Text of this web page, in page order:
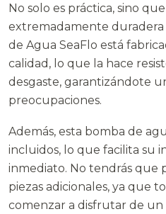
No solo es práctica, sino
extremadamente duradera
de Agua SeaFlo está
calidad, lo que la hace
desgaste, garantizándote
preocupaciones.
Además, esta bomba de
incluidos, lo que facilita su
inmediato. No tendrás que
piezas adicionales, ya que
comenzar a disfrutar de